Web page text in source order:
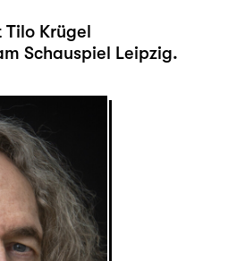
Tilo Krügel
Schauspiel Leipzig.